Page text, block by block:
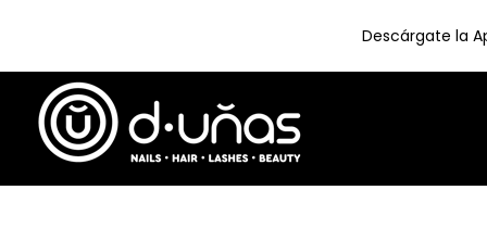
content
Descárgate la